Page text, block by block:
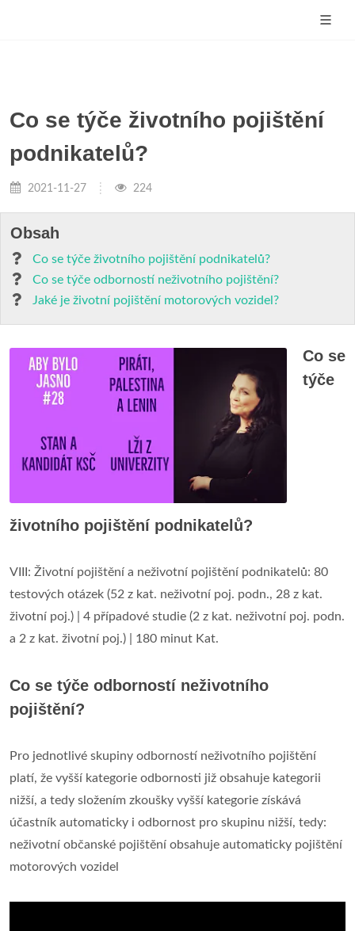
Co se týče životního pojištění
podnikatelů?
2021-11-27 224
Obsah
Co se týče životního pojištění podnikatelů?
Co se týče odborností neživotního pojištění?
Jaké je životní pojištění motorových vozidel?
Co se
týče
životního pojištění podnikatelů?
VIII: Životní pojištění a neživotní pojištění podnikatelů: 80
testových otázek (52 z kat. neživotní poj. podn., 28 z kat.
životní poj.) | 4 případové studie (2 z kat. neživotní poj. podn.
a 2 z kat. životní poj.) | 180 minut Kat.
Co se týče odborností neživotního
pojištění?
Pro jednotlivé skupiny odborností neživotního pojištění
platí, že vyšší kategorie odbornosti již obsahuje kategorii
nižší, a tedy složením zkoušky vyšší kategorie získává
účastník automaticky i odbornost pro skupinu nižší, tedy:
neživotní občanské pojištění obsahuje automaticky pojištění
motorových vozidel